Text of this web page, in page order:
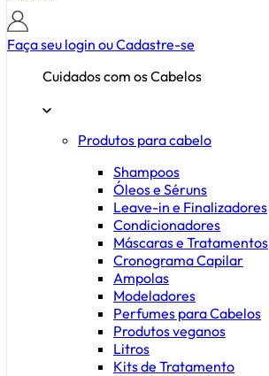
Faça seu login ouCadastre-se
Cuidados com os Cabelos
Produtos para cabelo
Shampoos
Óleos e Séruns
Leave-in e Finalizadores
Condicionadores
Máscaras e Tratamentos
Cronograma Capilar
Ampolas
Modeladores
Perfumes para Cabelos
Produtos veganos
Litros
Kits de Tratamento